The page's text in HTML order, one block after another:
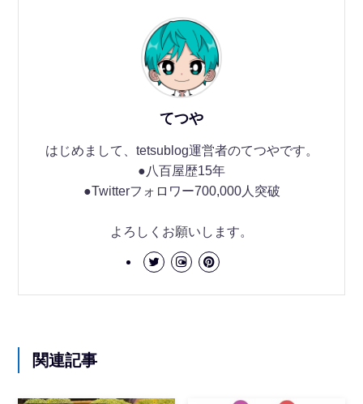
てつや
はじめまして、tetsublog運営者のてつやです。
●八百屋歴15年
●Twitterフォロワー700,000人突破
よろしくお願いします。
関連記事